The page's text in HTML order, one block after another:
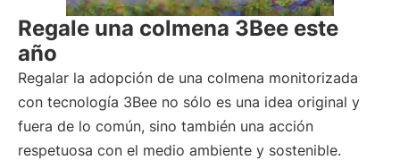
Regale una colmena 3Bee este
año
Regalar la adopción de una colmena monitorizada
con tecnología 3Bee no sólo es una idea original y
fuera de lo común, sino también una acción
respetuosa con el medio ambiente y sostenible.